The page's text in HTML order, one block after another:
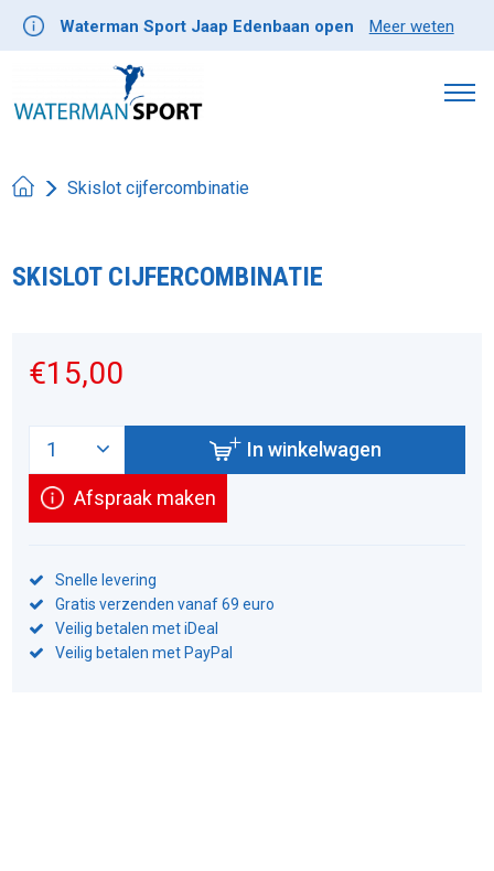
Waterman Sport Jaap Edenbaan open Meer weten
Skislot cijfercombinatie
SKISLOT CIJFERCOMBINATIE
€15,00
In winkelwagen
Afspraak maken
Snelle levering
Gratis verzenden vanaf 69 euro
Veilig betalen met iDeal
Veilig betalen met PayPal